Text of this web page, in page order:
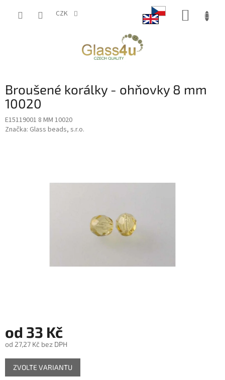
CZK
Broušené korálky - ohňovky 8 mm
10020
E15119001 8 MM 10020
Značka: Glass beads, s.r.o.
od 33 Kč
od 27,27 Kč bez DPH
Měrná
cena:
ZVOLTE VARIANTU